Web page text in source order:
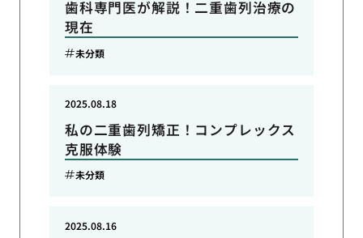
歯科専門医が解説！二重歯列治療の
現在
未分類
私の二重歯列矯正！コンプレックス
克服体験
2025.08.18
未分類
2025.08.16